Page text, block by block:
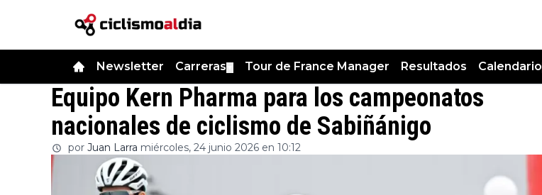
Newsletter Carreras Tour de France Manager Resultados Calendario
Equipo Kern Pharma para los campeonatos
nacionales de ciclismo de Sabiñánigo
por Juan Larra miércoles, 24 junio 2026 en 10:12